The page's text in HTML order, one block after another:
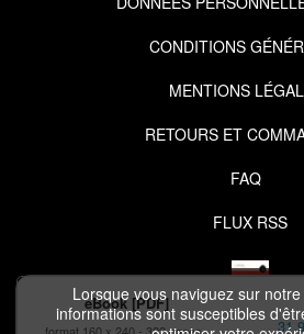
Lorsque vous naviguez sur
informations sont susceptibles
eBook [PDF]
CONDITIONS
MENTIONS
RETOURS ET
FAQ
FLUX RSS